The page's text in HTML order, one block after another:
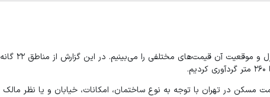
براساس مشاهدات میدانی در مناطق مختلف تهران با توجه به امکانات اطراف منزل و موقعیت آن قیمت‌های مختلفی را می‌بینیم. در این گزارش از مناطق ۲۲ گانه
مسکن در تهران با توجه به نوع ساختمان، امکانات، خیابان و یا نظر مالک